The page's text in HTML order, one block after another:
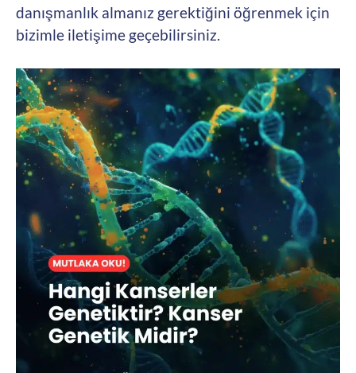
danışmanlık almanız gerektiğini öğrenmek için
bizimle iletişime geçebilirsiniz.